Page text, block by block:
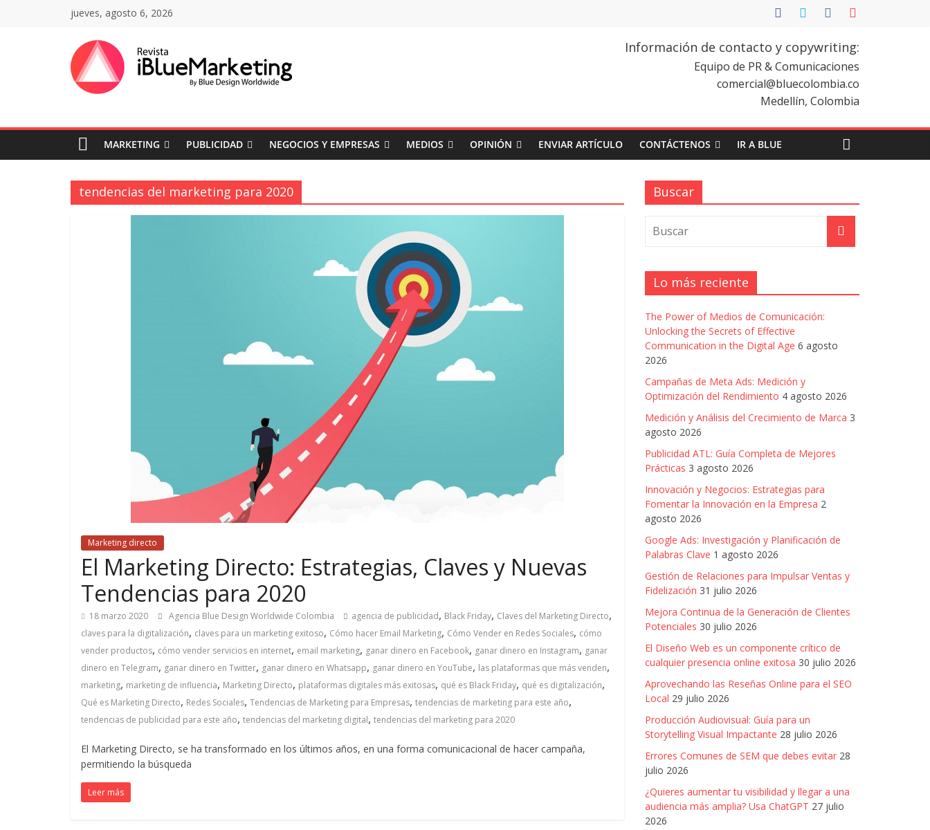
jueves, agosto 6, 2026
Revista
iBlue
Marketing
Colombia
Revistas
de
Publicidad
en
Colombia
|
Magazine
de
Publicidad
Información de contacto y copywriting:
Equipo de PR & Comunicaciones
comercial@bluecolombia.co
Medellín, Colombia
MARKETING PUBLICIDAD NEGOCIOS Y EMPRESAS MEDIOS OPINIÓN ENVIAR ARTÍCULO CONTÁCTENOS IR A BLUE
tendencias del marketing para 2020
Marketing directo
El Marketing Directo: Estrategias, Claves y Nuevas
Tendencias para 2020
18 marzo 2020 Agencia Blue Design Worldwide Colombia agencia de publicidad, Black Friday, Claves del Marketing Directo,
claves para la digitalización, claves para un marketing exitoso, Cómo hacer Email Marketing, Cómo Vender en Redes Sociales, cómo
vender productos, cómo vender servicios en internet, email marketing, ganar dinero en Facebook, ganar dinero en Instagram, ganar
dinero en Telegram, ganar dinero en Twitter, ganar dinero en Whatsapp, ganar dinero en YouTube, las plataformas que más venden,
marketing, marketing de influencia, Marketing Directo, plataformas digitales más exitosas, qué es Black Friday, qué es digitalización,
Qué es Marketing Directo, Redes Sociales, Tendencias de Marketing para Empresas, tendencias de marketing para este año,
tendencias de publicidad para este año, tendencias del marketing digital, tendencias del marketing para 2020
El Marketing Directo, se ha transformado en los últimos años, en una forma comunicacional de hacer campaña,
permitiendo la búsqueda
Leer más
Buscar
Lo más reciente
The Power of Medios de Comunicación:
Unlocking the Secrets of Effective
Communication in the Digital Age 6 agosto
2026
Campañas de Meta Ads: Medición y
Optimización del Rendimiento 4 agosto 2026
Medición y Análisis del Crecimiento de Marca 3
agosto 2026
Publicidad ATL: Guía Completa de Mejores
Prácticas 3 agosto 2026
Innovación y Negocios: Estrategias para
Fomentar la Innovación en la Empresa 2
agosto 2026
Google Ads: Investigación y Planificación de
Palabras Clave 1 agosto 2026
Gestión de Relaciones para Impulsar Ventas y
Fidelización 31 julio 2026
Mejora Continua de la Generación de Clientes
Potenciales 30 julio 2026
El Diseño Web es un componente crítico de
cualquier presencia online exitosa 30 julio 2026
Aprovechando las Reseñas Online para el SEO
Local 29 julio 2026
Producción Audiovisual: Guía para un
Storytelling Visual Impactante 28 julio 2026
Errores Comunes de SEM que debes evitar 28
julio 2026
¿Quieres aumentar tu visibilidad y llegar a una
audiencia más amplia? Usa ChatGPT 27 julio
2026